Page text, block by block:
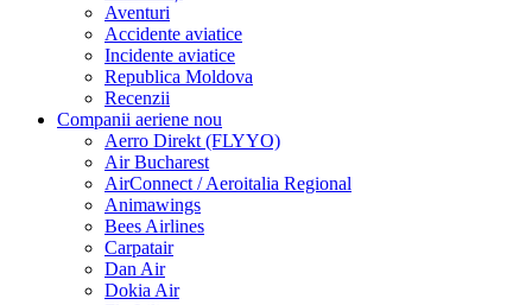
Aventuri
Accidente aviatice
Incidente aviatice
Republica Moldova
Recenzii
Companii aeriene nou
Aerro Direkt (FLYYO)
Air Bucharest
AirConnect / Aeroitalia Regional
Animawings
Bees Airlines
Carpatair
Dan Air
Dokia Air